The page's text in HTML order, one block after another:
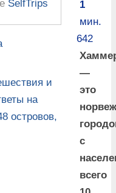
1
мин.
642
—
это
с
всего
SelfTrips
и
на
островов,